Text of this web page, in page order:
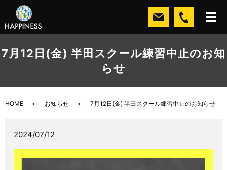
7月12日(金) 半田スクール練習中止のお知
らせ
HOME お知らせ 7月12日(金) 半田スクール練習中止のお知らせ
2024/07/12